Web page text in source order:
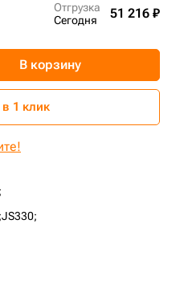
JS330;
Отгрузка
Сегодня
51 216 ₽
В корзину
1 клик